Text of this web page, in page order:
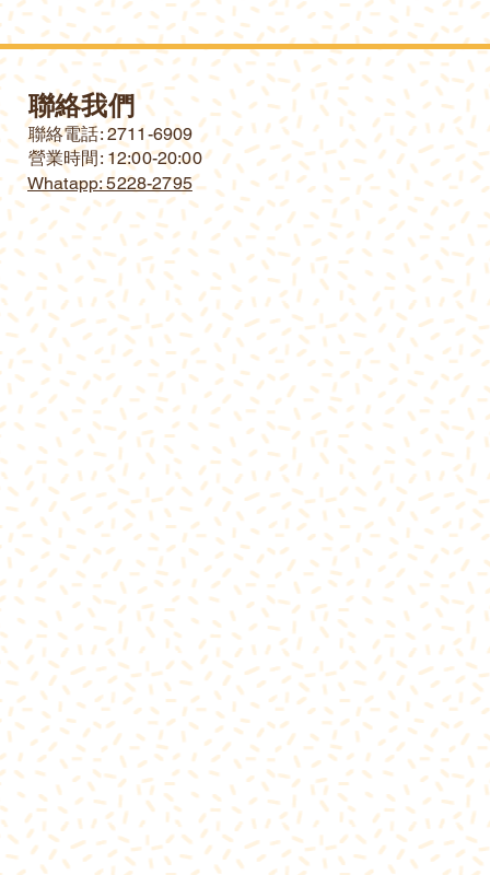
聯絡我們
​聯絡電話: 2711-6909
營業時間: 12:00-20:00
Whatapp: 5228-2795